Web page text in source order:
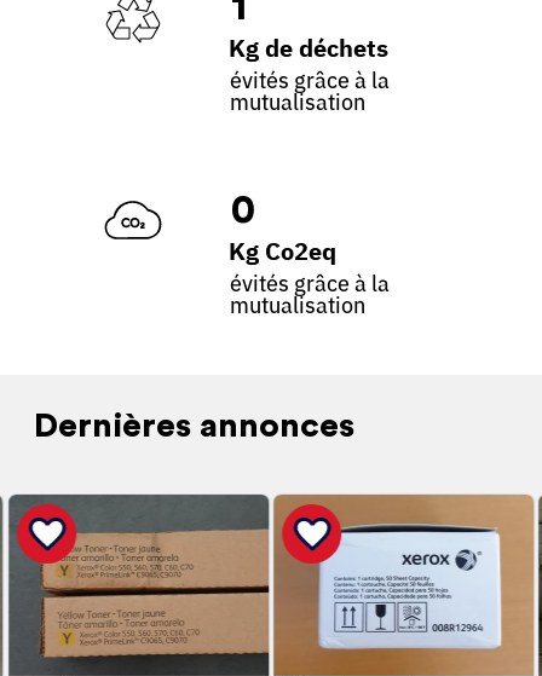
Kg de déchets
évités grâce à la
mutualisation
0
Kg Co2eq
évités grâce à la
mutualisation
Dernières annonces